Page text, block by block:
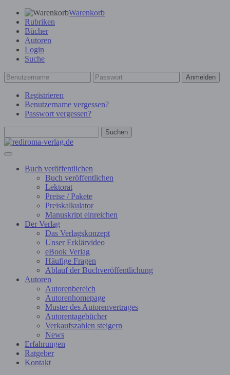
Warenkorb
Rubriken
Bücher
Autoren
Login
Suche
Anmelden
Registrieren
Benutzername vergessen?
Passwort vergessen?
Suchen
Buch veröffentlichen
Buch veröffentlichen
Lektorat
Preise / Pakete
Preiskalkulator
Manuskript einreichen
Der Verlag
Das Verlagskonzept
Unser Erklärvideo
eBook Verlag
Häufige Fragen
Ablauf der Buchveröffentlichung
Autoren
Autorenbereich
Autorenhomepage
Muster des Autorenvertrages
Autorentagebücher
Verkaufszahlen steigern
News
Erfahrungen
Ratgeber
Kontakt